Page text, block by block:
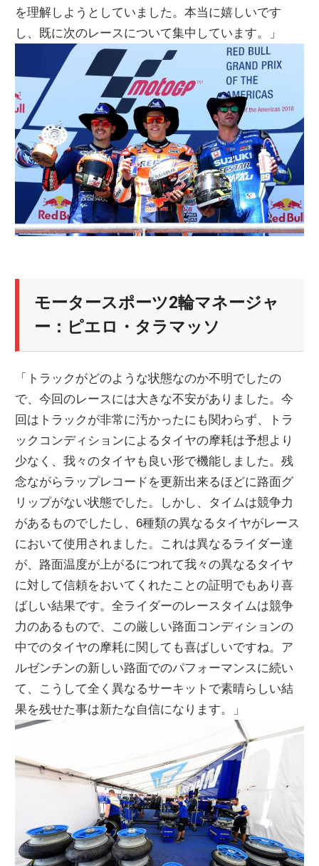
を理解しようとしていました。本当に嬉しいです
し、既に次のレースについて集中しています。」
モータースポーツ2輪マネージャ
ー：ピエロ・タラマッソ
「トラックがどのような状態なのか不明でしたの
で、今回のレースには大きな不安がありました。今
回はトラックが非常に汚かったにも関わらず、トラ
ックコンディションによるタイヤの摩耗は予想より
少なく、我々のタイヤも良い形で機能しました。残
念ながらラップレコードを更新出来るほどに路面グ
リップがない状態でした。しかし、タイムは競争力
があるものでしたし、6種類の異なるタイヤがレース
において使用されました。これは異なるライダー達
が、路面温度が上がるにつれて我々の異なるタイヤ
に対して信頼をおいてくれたことの証明でもあり喜
ばしい結果です。全ライダーのレースタイムは競争
力のあるもので、この厳しい路面コンディションの
中でのタイヤの摩耗に関しても喜ばしいですね。ア
ルゼンチンの新しい路面でのパフォーマンスに続い
て、こうして全く異なるサーキットで素晴らしい結
果を残せた事は新たな自信になります。」